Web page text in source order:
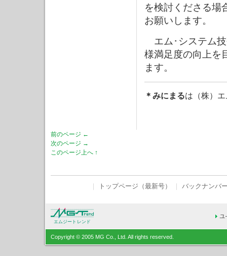
を検討くださる場
お願いします。
エム･システム
様満足度の向上を
ます。
＊みにまるは（株）
前のページ ←
次のページ →
このページ上へ ↑
トップページ（最新号） バックナンバ
エムジートレンド
Copyright © 2005 MG Co., Ltd. All rights reserved.